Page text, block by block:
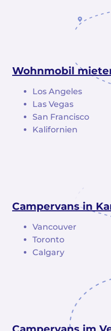
Wohnmobil
Los Angeles
Las Vegas
San Francisco
Kalifornien
Campervans in
Vancouver
Toronto
Calgary